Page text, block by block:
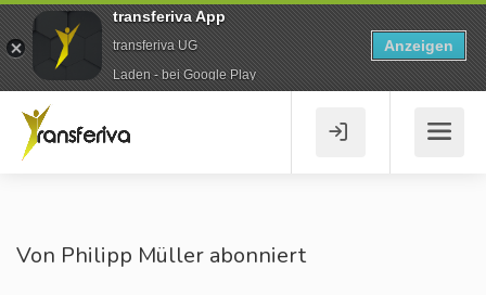
Von Philipp Müller abonniert
transferiva App
transferiva UG
Laden - bei Google Play
Anzeigen